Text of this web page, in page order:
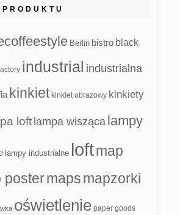
Berlin bistro black
industrial industrialna
kinkiet kinkiet obrazowy kinkiety
loft lampa wisząca lampy
lampy industrialne loftmap
postermapsmapzorki
oświetlenie paper goods